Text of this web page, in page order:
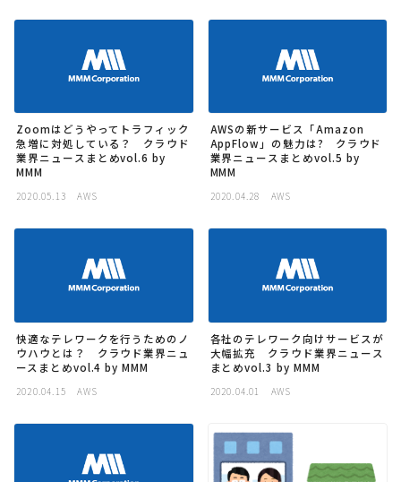
Zoomはどうやってトラフィック
急増に対処している？ クラウド
業界ニュースまとめvol.6 by
MMM
2020.05.13 AWS
AWSの新サービス「Amazon
AppFlow」の魅力は? クラウド
業界ニュースまとめvol.5 by
MMM
2020.04.28 AWS
快適なテレワークを行うためのノ
ウハウとは？ クラウド業界ニュ
ースまとめvol.4 by MMM
2020.04.15 AWS
各社のテレワーク向けサービスが
大幅拡充 クラウド業界ニュース
まとめvol.3 by MMM
2020.04.01 AWS